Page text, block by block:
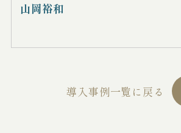
山岡裕和
導入事例一覧に戻る